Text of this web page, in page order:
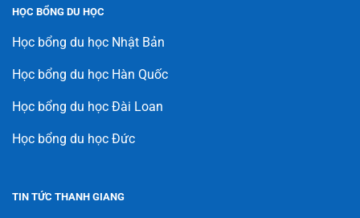
HỌC BỔNG DU HỌC
Học bổng du học Nhật Bản
Học bổng du học Hàn Quốc
Học bổng du học Đài Loan
Học bổng du học Đức
TIN TỨC THANH GIANG